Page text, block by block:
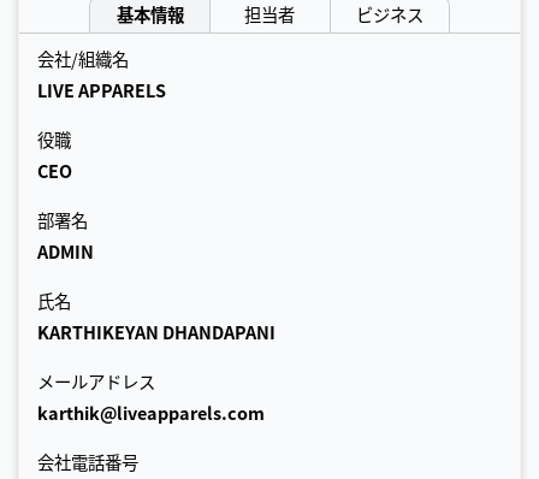
基本情報 担当者
ビジネス
会社/組織名
LIVE APPARELS
役職
CEO
部署名
ADMIN
氏名
KARTHIKEYAN DHANDAPANI
メールアドレス
karthik@liveapparels.com
会社電話番号